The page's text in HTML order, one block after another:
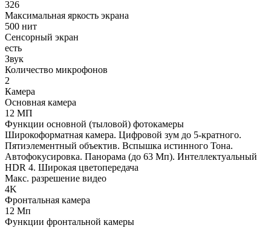
326
Максимальная яркость экрана
500 нит
Сенсорный экран
есть
Звук
Количество микрофонов
2
Камера
Основная камера
12 МП
Функции основной (тыловой) фотокамеры
Широкоформатная камера. Цифровой зум до 5-кратного.
Пятиэлементный объектив. Вспышка истинного Тона.
Автофокусировка. Панорама (до 63 Мп). Интеллектуальный
HDR 4. Широкая цветопередача
Макс. разрешение видео
4K
Фронтальная камера
12 Мп
Функции фронтальной камеры